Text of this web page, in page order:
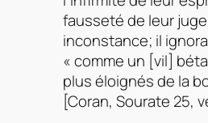
fausseté de leur
inconstance; il
« comme un [vil]
plus éloignés de la
[Coran, Sourate 25,